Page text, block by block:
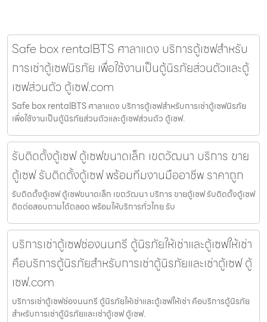
Safe box rentalBTS ศาลาแดง บริการตู้เซฟสำหรับ
การเช่าตู้เซฟนิรภัย เพื่อใช้งานเป็นตู้นิรภัยส่วนตัวและตู้
เซฟส่วนตัว ตู้เซฟ.com
Safe box rentalBTS ศาลาแดง บริการตู้เซฟสำหรับการเช่าตู้เซฟนิรภัย
เพื่อใช้งานเป็นตู้นิรภัยส่วนตัวและตู้เซฟส่วนตัว ตู้เซฟ.
รับติดตั้งตู้เซฟ ตู้เซฟขนาดเล็ก เขตวัฒนา บริการ ขาย
ตู้เซฟ รับติดตั้งตู้เซฟ พร้อมทีมงานมืออาชีพ ราคาถูก
รับติดตั้งตู้เซฟ ตู้เซฟขนาดเล็ก เขตวัฒนา บริการ ขายตู้เซฟ รับติดตั้งตู้เซฟ
ติดต่อสอบถามได้ตลอด พร้อมให้บริการทั่วไทย รับ
บริการเช่าตู้เซฟช่องนนทรี ตู้นิรภัยให้เช่าและตู้เซฟให้เช่า
คือบริการตู้นิรภัยสำหรับการเช่าตู้นิรภัยและเช่าตู้เซฟ ตู้
เซฟ.com
บริการเช่าตู้เซฟช่องนนทรี ตู้นิรภัยให้เช่าและตู้เซฟให้เช่า คือบริการตู้นิรภัย
สำหรับการเช่าตู้นิรภัยและเช่าตู้เซฟ ตู้เซฟ.